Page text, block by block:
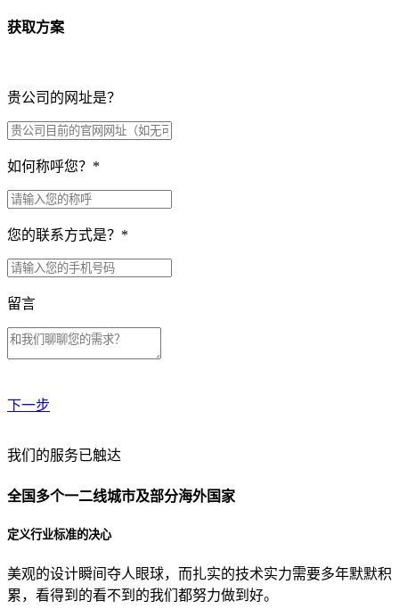
获取方案
贵公司的网址是？
如何称呼您？ *
您的联系方式是？ *
留言
下一步
贵公司预算范围是？
贵公司的团队规模是？
目前主要的营销渠道是？
我们的服务已触达
全国多个一二线城市及部分海外国家
定义行业标准的决心
美观的设计瞬间夺人眼球，而扎实的技术实力需要多年默默积
累，看得到的看不到的我们都努力做到好。